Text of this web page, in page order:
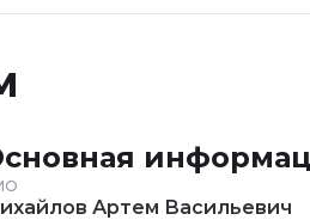
Михайлов Артем Васильевич